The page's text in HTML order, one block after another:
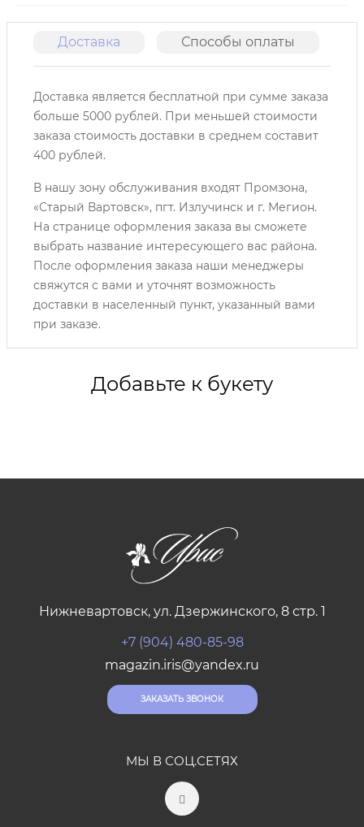
Доставка Способы оплаты
Доставка является бесплатной при сумме заказа
больше 5000 рублей. При меньшей стоимости
заказа стоимость доставки в среднем составит
400 рублей.
В нашу зону обслуживания входят Промзона,
«Старый Вартовск», пгт. Излучинск и г. Мегион.
На странице оформления заказа вы сможете
выбрать название интересующего вас района.
После оформления заказа наши менеджеры
свяжутся с вами и уточнят возможность
доставки в населенный пункт, указанный вами
при заказе.
Добавьте к букету
Нижневартовск, ул. Дзержинского, 8 стр. 1
+7 (904) 480-85-98
magazin.iris@yandex.ru
ЗАКАЗАТЬ ЗВОНОК
МЫ В СОЦ.СЕТЯХ